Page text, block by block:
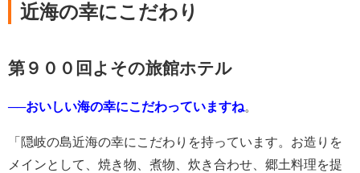
近海の幸にこだわり
第９００回よその旅館ホテル
──おいしい海の幸にこだわっていますね。
「隠岐の島近海の幸にこだわりを持っています。お造りを
メインとして、焼き物、煮物、炊き合わせ、郷土料理を提